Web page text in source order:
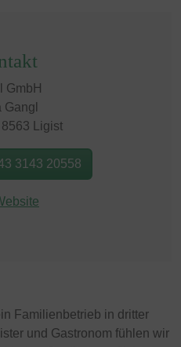
GmbH
Gangl
8563 Ligist
3143 20558
Familienbetrieb in dritter
und Gastronom fühlen wir